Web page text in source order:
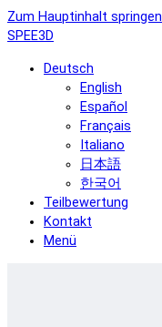
Zum Hauptinhalt springen
SPEE3D
Deutsch
English
Español
Français
Italiano
日本語
한국어
Teilbewertung
Kontakt
Menü